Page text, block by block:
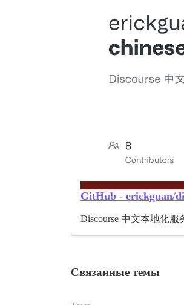
GitHub - erickguan/
Discourse 中文本地化服
Связанные темы